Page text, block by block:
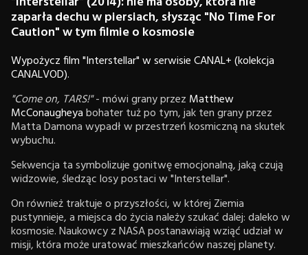
zaparła dechu w piersiach, słysząc "No Time For
Caution" w tym filmie o kosmosie
Wypożycz film "Interstellar" w serwisie CANAL+ (kolekcja
CANALVOD).
"Come on, TARS!"- mówi grany przez Matthew
McConaugheyabohater tuż po tym, jak ten grany przez
Matta Damona wypadł w przestrzeń kosmiczną na skutek
wybuchu.
Sekwencja ta symbolizuje gonitwę emocjonalną, jaką czują
widzowie, śledząc losy postaci w "Interstellar".
On również traktuje o przyszłości, w której Ziemia
pustynnieje, a miejsca do życia należy szukać dalej: daleko w
kosmosie. Naukowcy z NASA postanawiają wziąć udział w
misji, która może uratować mieszkańców naszej planety.